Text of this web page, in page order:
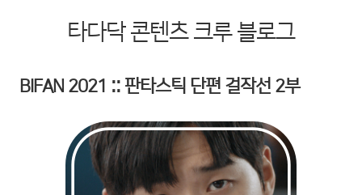
타다닥 콘텐츠 크루 블로그
BIFAN 2021 :: 판타스틱 단편 걸작선 2부